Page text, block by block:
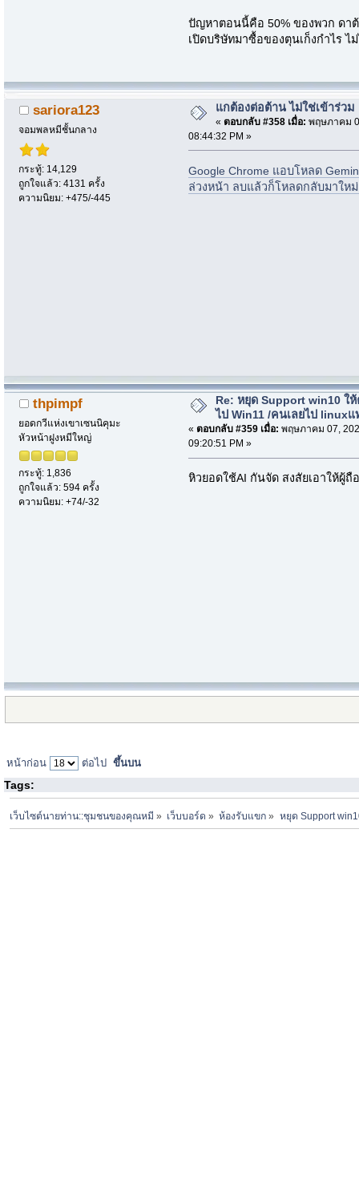
ปัญหาตอนนี้คือ 50% ของพวก ดาต้
เปิดบริษัทมาซื้อของตุนเก็งกำไร ไ
sariora123
จอมพลหมีชั้นกลาง
กระทู้: 14,129
ถูกใจแล้ว: 4131 ครั้ง
ความนิยม: +475/-445
แกต้องต่อต้าน ไม่ใช่เข้าร่วม
« ตอบกลับ #358 เมื่อ: พฤษภาคม
08:44:32 PM »
Google Chrome แอบโหลด
ล่วงหน้า ลบแล้วก็โหลดกลับมาใหม่
thpimpf
ยอดกวีแห่งเขาเซนนิคุมะ
หัวหน้าฝูงหมีใหญ่
กระทู้: 1,836
ถูกใจแล้ว: 594 ครั้ง
ความนิยม: +74/-32
Re: หยุด Support win10 ใ
ไป Win11 /คนเลยไป linuxแ
« ตอบกลับ #359 เมื่อ: พฤษภาคม 07,
09:20:51 PM »
หิวยอดใช้AI กันจัด สงสัยเอาให้ผู้ถื
หน้าก่อน ต่อไป ขึ้นบน
Tags:
เว็บไซต์นายท่าน::ชุมชนของคุณหมี » เว็บบอร์ด » ห้องรับแขก » หยุด Support